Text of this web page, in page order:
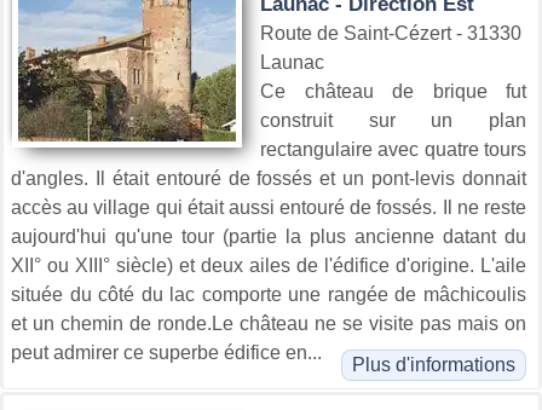
Launac - Direction Est
Route de Saint-Cézert - 31330
Launac
Ce château de brique fut
construit sur un plan
rectangulaire avec quatre tours
d'angles. Il était entouré de fossés et un pont-levis donnait
accès au village qui était aussi entouré de fossés. Il ne reste
aujourd'hui qu'une tour (partie la plus ancienne datant du
XII° ou XIII° siècle) et deux ailes de l'édifice d'origine. L'aile
située du côté du lac comporte une rangée de mâchicoulis
et un chemin de ronde.Le château ne se visite pas mais on
peut admirer ce superbe édifice en...
Plus d'informations